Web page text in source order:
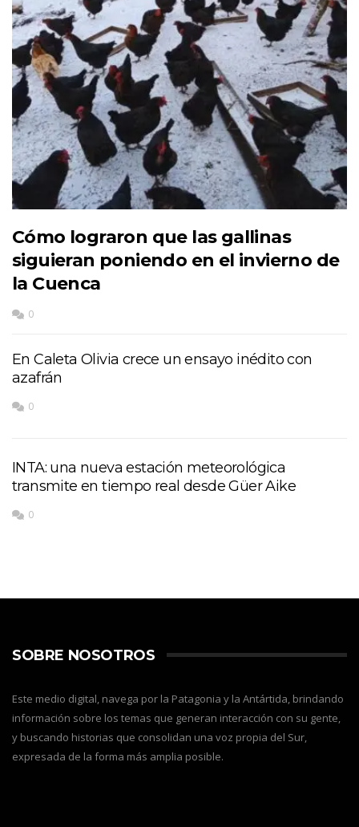
Cómo lograron que las gallinas
siguieran poniendo en el invierno de
la Cuenca
0
En Caleta Olivia crece un ensayo inédito con
azafrán
0
INTA: una nueva estación meteorológica
transmite en tiempo real desde Güer Aike
0
SOBRE NOSOTROS
Este medio digital, navega por la Patagonia y la Antártida, brindando
información sobre los temas que generan interacción con su gente,
y buscando historias que consolidan una voz propia del Sur,
expresada de la forma más amplia posible.